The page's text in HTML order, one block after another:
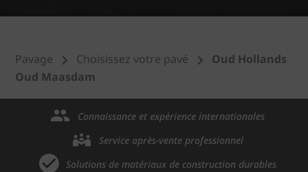
Pavage Choisissez votre pavé
Oud Hollands
Oud Maasdam
Connaissance et expérience internationales
Service après-vente professionnel
Solutions de matériaux de construction durables